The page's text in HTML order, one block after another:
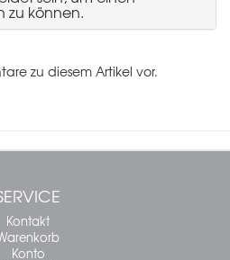
zu können.
zu diesem Artikel vor.
Kontakt
Konto